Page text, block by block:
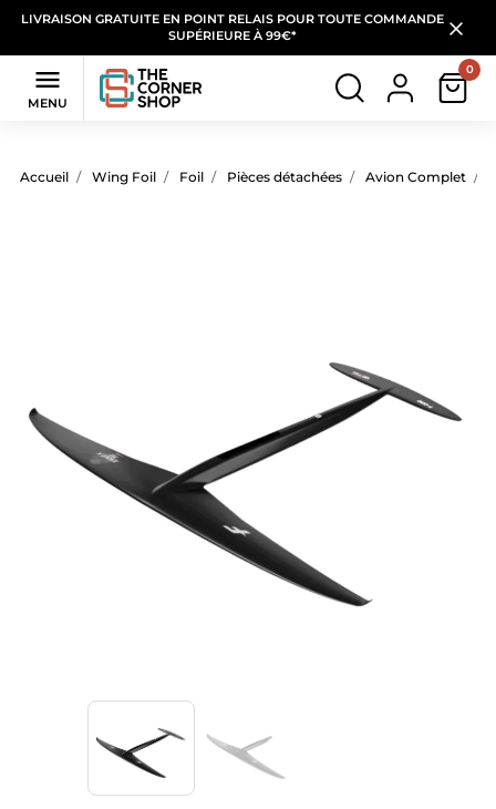
LIVRAISON GRATUITE EN POINT RELAIS POUR TOUTE COMMANDE
SUPÉRIEURE À 99€*

MENU
0
Accueil Wing Foil Foil Pièces détachées Avion Complet